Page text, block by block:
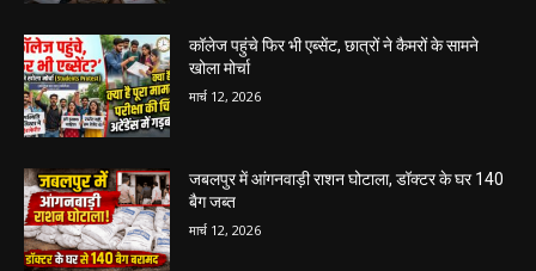
कॉलेज पहुंचे फिर भी एब्सेंट, छात्रों ने कैमरों के सामने
खोला मोर्चा
मार्च 12, 2026
जबलपुर में आंगनवाड़ी राशन घोटाला, डॉक्टर के घर 140
बैग जब्त
मार्च 12, 2026